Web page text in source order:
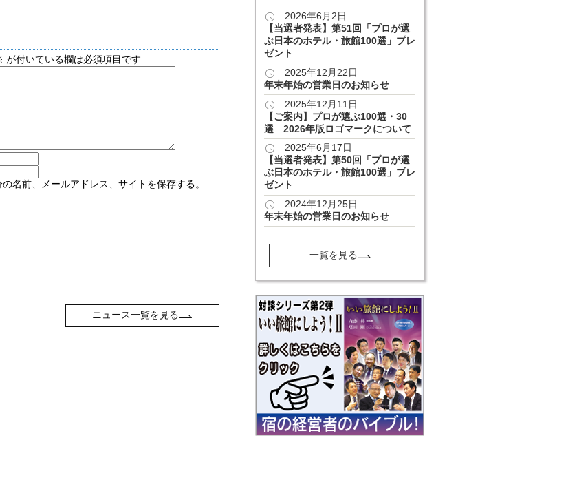
が付いている欄は必須項目です
名前、メールアドレス、サイトを保存する。
ニュース一覧を見る
2026年6月2日
【当選者発表】第51回「プロが選
ぶ日本のホテル・旅館100選」プレ
ゼント
2025年12月22日
年末年始の営業日のお知らせ
2025年12月11日
【ご案内】プロが選ぶ100選・30
選 2026年版ロゴマークについて
2025年6月17日
【当選者発表】第50回「プロが選
ぶ日本のホテル・旅館100選」プレ
ゼント
2024年12月25日
年末年始の営業日のお知らせ
一覧を見る